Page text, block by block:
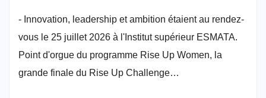
- Innovation, leadership et ambition étaient au rendez-
vous le 25 juillet 2026 à l'Institut supérieur ESMATA.
Point d'orgue du programme Rise Up Women, la
grande finale du Rise Up Challenge…